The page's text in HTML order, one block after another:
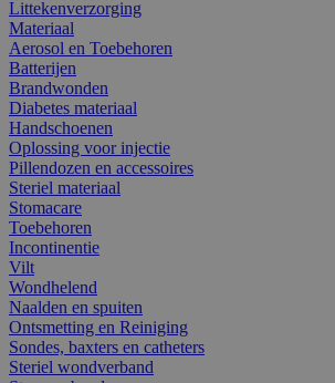
Littekenverzorging
Materiaal
Aerosol en Toebehoren
Batterijen
Brandwonden
Diabetes materiaal
Handschoenen
Oplossing voor injectie
Pillendozen en accessoires
Steriel materiaal
Stomacare
Toebehoren
Incontinentie
Vilt
Wondhelend
Naalden en spuiten
Ontsmetting en Reiniging
Sondes, baxters en catheters
Steriel wondverband